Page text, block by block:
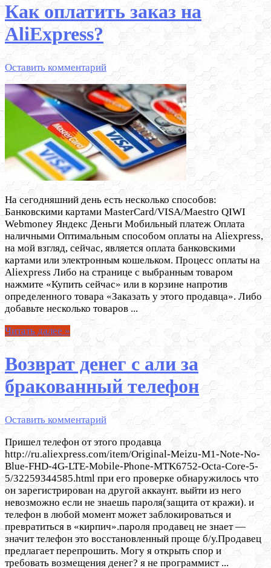
Как оплатить заказ на
AliExpress?
Оставить комментарий
На сегодняшний день есть несколько способов:
Банковскими картами MasterCard/VISA/Maestro QIWI
Webmoney Яндекс Деньги Мобильный платеж Оплата
наличными Оптимальным способом оплаты на Aliexpress,
на мой взгляд, сейчас, является оплата банковскими
картами или электронным кошельком. Процесс оплаты на
Aliexpress Либо на странице с выбранным товаром
нажмите «Купить сейчас» или в корзине напротив
определенного товара «Заказать у этого продавца». Либо
добавьте несколько товаров ...
Читать далее »
Возврат денег с али за
бракованный телефон
Оставить комментарий
Пришел телефон от этого продавца
http://ru.aliexpress.com/item/Original-Meizu-M1-Note-No-
Blue-FHD-4G-LTE-Mobile-Phone-MTK6752-Octa-Core-5-
5/32259344585.html при его проверке обнаружилось что
он зарегистрирован на другой аккаунт. выйти из него
невозможно если не знаешь пароля(защита от кражи). и
телефон в любой момент может заблокироваться и
превратиться в «кирпич».пароля продавец не знает —
значит телефон это восстановленный проще б/у.Продавец
предлагает перепрошить. Могу я открыть спор и
требовать возмещения денег? я не программист ...